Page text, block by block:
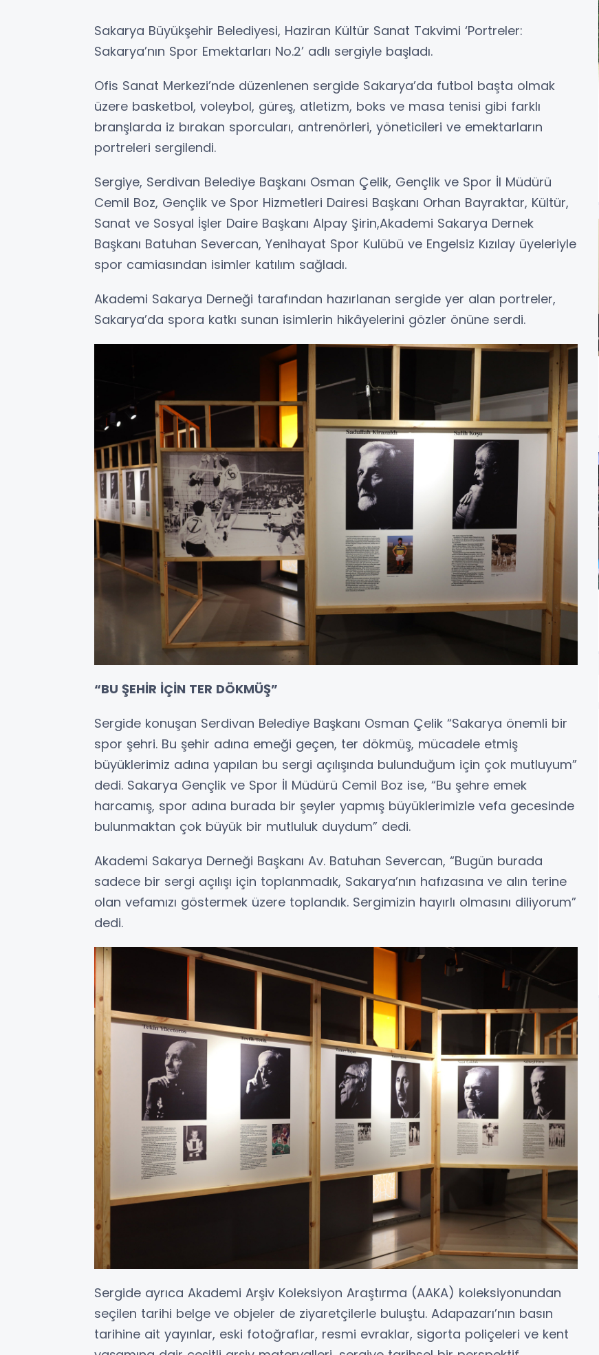
Sakarya Büyükşehir Belediyesi, Haziran Kültür Sanat Takvimi ‘Portreler:
Sakarya’nın Spor Emektarları No.2’ adlı sergiyle başladı.
Ofis Sanat Merkezi’nde düzenlenen sergide Sakarya’da futbol başta olmak
üzere basketbol, voleybol, güreş, atletizm, boks ve masa tenisi gibi farklı
branşlarda iz bırakan sporcuları, antrenörleri, yöneticileri ve emektarların
portreleri sergilendi.
Sergiye, Serdivan Belediye Başkanı Osman Çelik, Gençlik ve Spor İl Müdürü
Cemil Boz, Gençlik ve Spor Hizmetleri Dairesi Başkanı Orhan Bayraktar, Kültür,
Sanat ve Sosyal İşler Daire Başkanı Alpay Şirin,Akademi Sakarya Dernek
Başkanı Batuhan Severcan, Yenihayat Spor Kulübü ve Engelsiz Kızılay üyeleriyle
spor camiasından isimler katılım sağladı.
Akademi Sakarya Derneği tarafından hazırlanan sergide yer alan portreler,
Sakarya’da spora katkı sunan isimlerin hikâyelerini gözler önüne serdi.
“BU ŞEHİR İÇİN TER DÖKMÜŞ”
Sergide konuşan Serdivan Belediye Başkanı Osman Çelik “Sakarya önemli bir
spor şehri. Bu şehir adına emeği geçen, ter dökmüş, mücadele etmiş
büyüklerimiz adına yapılan bu sergi açılışında bulunduğum için çok mutluyum”
dedi. Sakarya Gençlik ve Spor İl Müdürü Cemil Boz ise, “Bu şehre emek
harcamış, spor adına burada bir şeyler yapmış büyüklerimizle vefa gecesinde
bulunmaktan çok büyük bir mutluluk duydum” dedi.
Akademi Sakarya Derneği Başkanı Av. Batuhan Severcan, “Bugün burada
sadece bir sergi açılışı için toplanmadık, Sakarya’nın hafızasına ve alın terine
olan vefamızı göstermek üzere toplandık. Sergimizin hayırlı olmasını diliyorum”
dedi.
Sergide ayrıca Akademi Arşiv Koleksiyon Araştırma (AAKA) koleksiyonundan
seçilen tarihi belge ve objeler de ziyaretçilerle buluştu. Adapazarı’nın basın
tarihine ait yayınlar, eski fotoğraflar, resmi evraklar, sigorta poliçeleri ve kent